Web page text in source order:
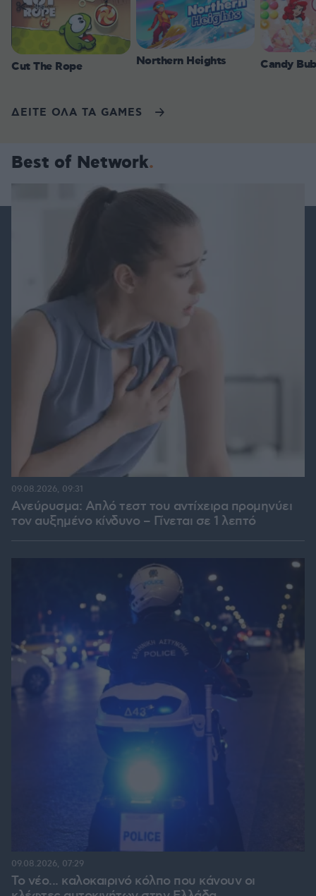
Cut The Rope Northern Heights Candy
ΔΕΙΤΕ ΟΛΑ ΤΑ GAMES
Best of Network
Ανεύρυσμα: Απλό τεστ του αντίχειρα προμηνύει
τον αυξημένο κίνδυνο – Γίνεται σε 1 λεπτό
09.08.2026, 09:31
Το νέο... καλοκαιρινό κόλπο που κάνουν οι
09.08.2026, 07:29